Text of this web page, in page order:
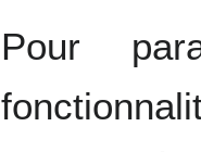
Pour